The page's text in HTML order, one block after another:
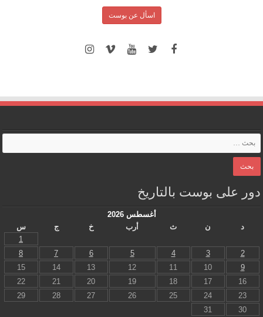
اسأل عن بوست
دور على بوست بالتاريخ
أغسطس 2026
د
ن ث أرب خ ج
س
1
2
3
4
5
6
7
8
9
10
11
12
13
14
15
16
17
18
19
20
21
22
23
24
25
26
27
28
29
30
31